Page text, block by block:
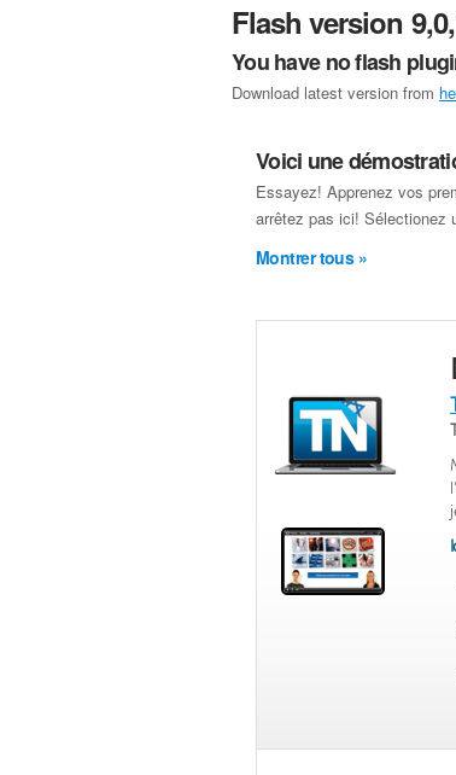
Flash version
You have no flash
Download latest version from
Voici une
Essayez! Apprenez vos
arrêtez pas ici! Sélectionez
Montrer tous »